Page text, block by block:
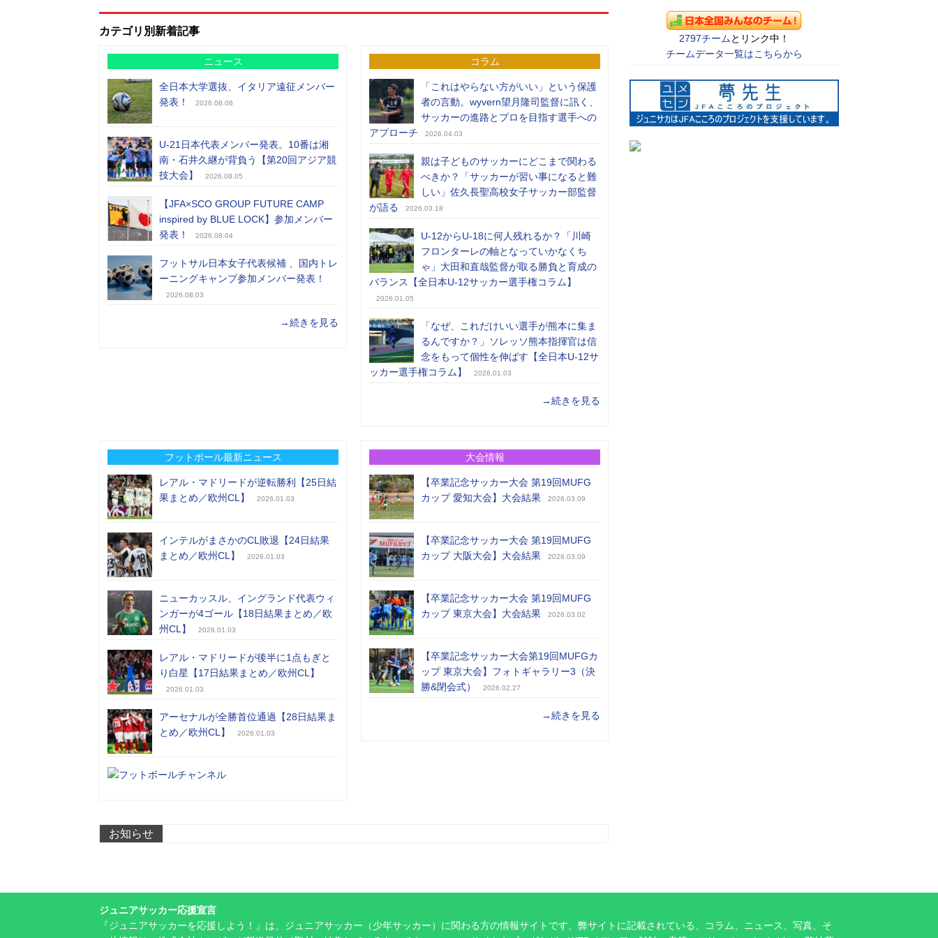
カテゴリ別新着記事
ニュース
全日本大学選抜、イタリア遠征メンバー
発表！
2026.08.06
U-21日本代表メンバー発表。10番は湘
南・石井久継が背負う【第20回アジア競
技大会】
2026.08.05
【JFA×SCO GROUP FUTURE CAMP
inspired by BLUE LOCK】参加メンバー
発表！
2026.08.04
フットサル日本女子代表候補 、国内トレ
ーニングキャンプ参加メンバー発表！
2026.08.03
→続きを見る
コラム
「これはやらない方がいい」という保護
者の言動。wyvern望月隆司監督に訊く、
サッカーの進路とプロを目指す選手への
アプローチ
2026.04.03
親は子どものサッカーにどこまで関わる
べきか？「サッカーが習い事になると難
しい」佐久長聖高校女子サッカー部監督
が語る
2026.03.18
U-12からU-18に何人残れるか？「川崎
フロンターレの軸となっていかなくち
ゃ」大田和直哉監督が取る勝負と育成の
バランス【全日本U-12サッカー選手権コラム】
2026.01.05
「なぜ、これだけいい選手が熊本に集ま
るんですか？」ソレッソ熊本指揮官は信
念をもって個性を伸ばす【全日本U-12サ
ッカー選手権コラム】
2026.01.03
→続きを見る
フットボール最新ニュース
レアル・マドリードが逆転勝利【25日結
果まとめ／欧州CL】
2026.01.03
インテルがまさかのCL敗退【24日結果
まとめ／欧州CL】
2026.01.03
ニューカッスル、イングランド代表ウィ
ンガーが4ゴール【18日結果まとめ／欧
州CL】
2026.01.03
レアル・マドリードが後半に1点もぎと
り白星【17日結果まとめ／欧州CL】
2026.01.03
アーセナルが全勝首位通過【28日結果ま
とめ／欧州CL】
2026.01.03
大会情報
【卒業記念サッカー大会 第19回MUFG
カップ 愛知大会】大会結果
2026.03.09
【卒業記念サッカー大会 第19回MUFG
カップ 大阪大会】大会結果
2026.03.09
【卒業記念サッカー大会 第19回MUFG
カップ 東京大会】大会結果
2026.03.02
【卒業記念サッカー大会第19回MUFGカ
ップ 東京大会】フォトギャラリー3（決
勝&閉会式）
2026.02.27
→続きを見る
お知らせ
2797チーム とリンク中！
チームデータ一覧はこちらから
ジュニアサッカー応援宣言
『ジュニアサッカーを応援しよう！』は、ジュニアサッカー（少年サッカー）に関わる方の情報サイトです。弊サイトに記載されている、コラム、ニュース、写真、そ